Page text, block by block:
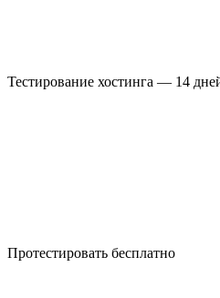
Тестирование хостинга — 14
Протестировать бесплатно